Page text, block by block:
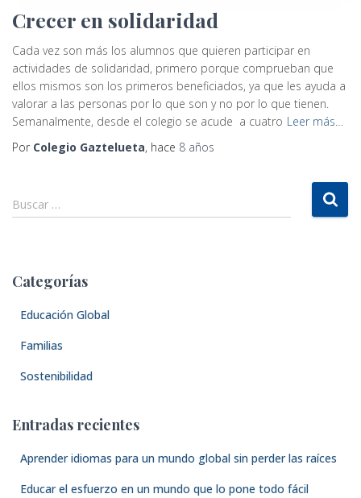
Crecer en solidaridad
Cada vez son más los alumnos que quieren participar en
actividades de solidaridad, primero porque comprueban que
ellos mismos son los primeros beneficiados, ya que les ayuda a
valorar a las personas por lo que son y no por lo que tienen.
Semanalmente, desde el colegio se acude a cuatro Leer más…
Por Colegio Gaztelueta, hace 8 años
u
r
Buscar …
Categorías
Educación Global
Familias
Sostenibilidad
Entradas recientes
Aprender idiomas para un mundo global sin perder las raíces
Educar el esfuerzo en un mundo que lo pone todo fácil